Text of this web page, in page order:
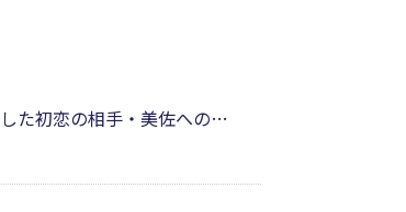
た初恋の相手・美佐への想
所での職を得る。しかし
正にまみれた旗本社会にス